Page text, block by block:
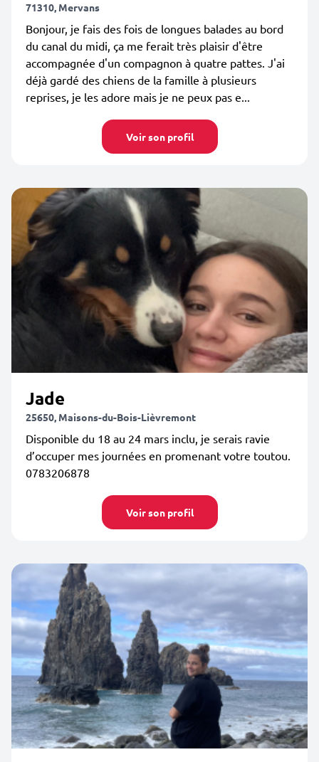
71310, Mervans
Bonjour, je fais des fois de longues balades au bord
du canal du midi, ça me ferait très plaisir d'être
accompagnée d'un compagnon à quatre pattes. J'ai
déjà gardé des chiens de la famille à plusieurs
reprises, je les adore mais je ne peux pas e...
Voir son profil
Jade
25650, Maisons-du-Bois-Lièvremont
Disponible du 18 au 24 mars inclu, je serais ravie
d’occuper mes journées en promenant votre toutou.
0783206878
Voir son profil